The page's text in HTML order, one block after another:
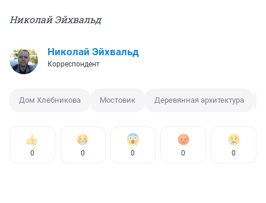
Николай Эйхвальд
Николай Эйхвальд
Корреспондент
Дом Хлебникова Мостовик Деревянная архитектура
0 0 0 0 0